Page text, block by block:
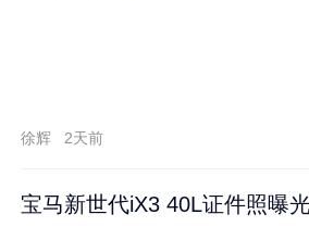
徐辉 2天前
宝马新世代iX3 40L证件照曝